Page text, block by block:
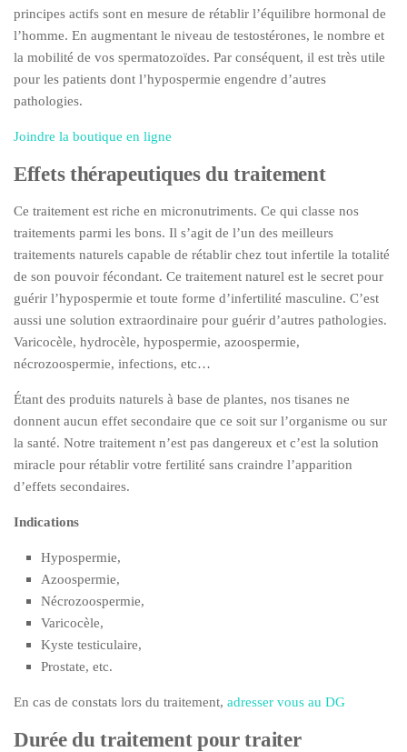
principes actifs sont en mesure de rétablir l’équilibre hormonal de
l’homme. En augmentant le niveau de testostérones, le nombre et
la mobilité de vos spermatozoïdes. Par conséquent, il est très utile
pour les patients dont l’hypospermie engendre d’autres
pathologies.
Joindre la boutique en ligne
Effets thérapeutiques du traitement
Ce traitement est riche en micronutriments. Ce qui classe nos
traitements parmi les bons. Il s’agit de l’un des meilleurs
traitements naturels capable de rétablir chez tout infertile la totalité
de son pouvoir fécondant. Ce traitement naturel est le secret pour
guérir l’hypospermie et toute forme d’infertilité masculine. C’est
aussi une solution extraordinaire pour guérir d’autres pathologies.
Varicocèle, hydrocèle, hypospermie, azoospermie,
nécrozoospermie, infections, etc…
Étant des produits naturels à base de plantes, nos tisanes ne
donnent aucun effet secondaire que ce soit sur l’organisme ou sur
la santé. Notre traitement n’est pas dangereux et c’est la solution
miracle pour rétablir votre fertilité sans craindre l’apparition
d’effets secondaires.
Indications
Hypospermie,
Azoospermie,
Nécrozoospermie,
Varicocèle,
Kyste testiculaire,
Prostate, etc.
En cas de constats lors du traitement, adresser vous au DG
Durée du traitement pour traiter